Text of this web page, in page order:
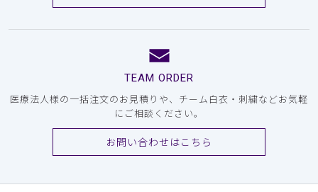
TEAM ORDER
医療法人様の一括注文のお見積りや、チーム白衣・刺繍などお気軽
にご相談ください。
お問い合わせはこちら